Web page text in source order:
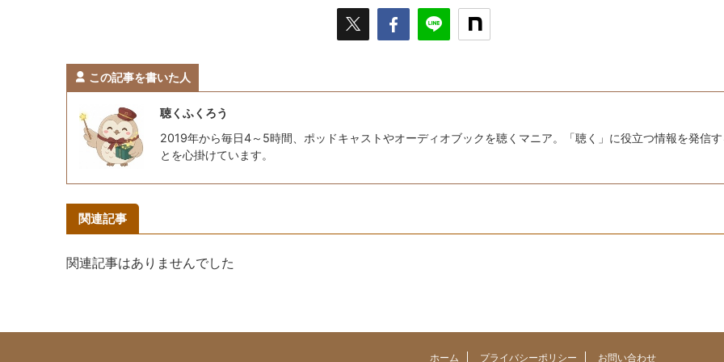
この記事を書いた人
聴くふくろう
2019年から毎日4～5時間、ポッドキャストやオーディオブックを聴くマニア。「聴く」に役立つ情報を発信
とを心掛けています。
関連記事
関連記事はありませんでした
ホーム プライバシーポリシー お問い合わせ